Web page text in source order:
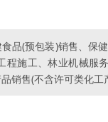
品(预包装)销售、保
施工、林业机械
销售(不含许可类化